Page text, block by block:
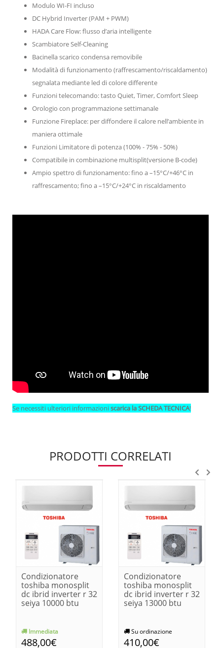
Modulo WI-FI incluso
DC Hybrid Inverter (PAM + PWM)
HADA Care Flow: flusso d’aria intelligente
Scambiatore Self-Cleaning
Bacinella scarico condensa removibile
Modalità di funzionamento (raffrescamento/riscaldamento)
segnalata mediante led di colore differente
Funzioni telecomando: tasto Quiet, Timer, Comfort Sleep
Orologio con programmazione settimanale
Funzione Fireplace: per diffondere il calore nell’ambiente in
maniera ottimale
Funzioni Limitatore di potenza (100% - 75% - 50%)
Compatibile in combinazione multisplit(versione B-code)
Ampio spettro di funzionamento: fino a –15°C/+46°C in
raffrescamento; fino a –15°C/+24°C in riscaldamento
Se necessiti ulteriori informazioniscarica laSCHEDA TECNICA!
PRODOTTI CORRELATI
Condizionatore
toshiba monosplit
dc ibrid inverter r 32
seiya 10000 btu
Immediata
488,00€
Condizionatore
toshiba monosplit
dc ibrid inverter r 32
seiya 13000 btu
Su ordinazione
410,00€